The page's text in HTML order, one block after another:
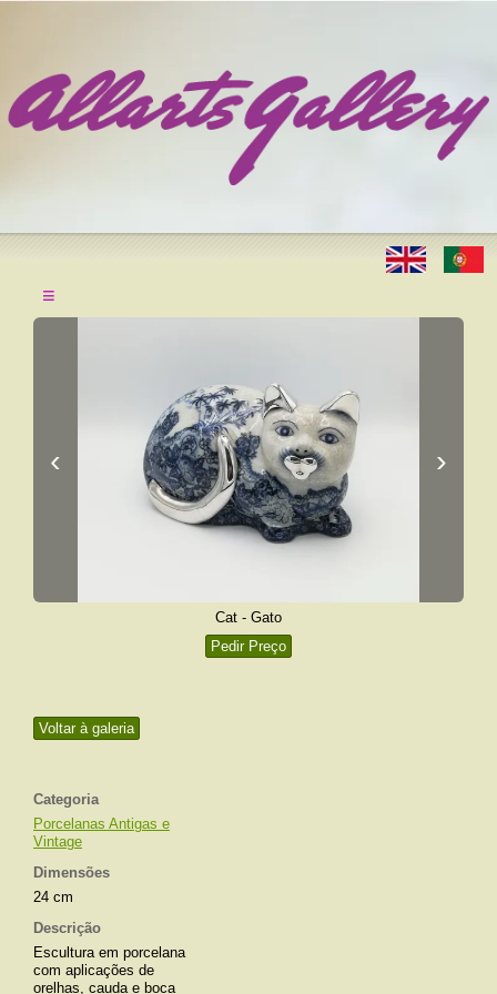
≡
Voltar à galeria
Categoria
Porcelanas Antigas e
Vintage
Dimensões
24 cm
Descrição
Escultura em porcelana
com aplicações de
orelhas, cauda e boca
‹ ›
Cat - Gato
Pedir Preço